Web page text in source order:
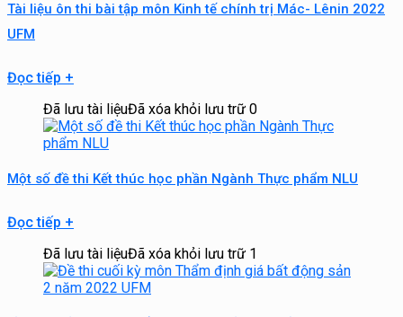
Tài liệu ôn thi bài tập môn Kinh tế chính trị Mác- Lênin 2022
UFM
Đọc tiếp +
Đã lưu tài liệuĐã xóa khỏi lưu trữ 0
Một số đề thi Kết thúc học phần Ngành Thực phẩm NLU
Đọc tiếp +
Đã lưu tài liệuĐã xóa khỏi lưu trữ 1